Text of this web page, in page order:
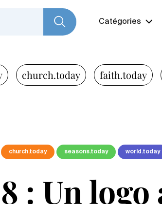
Catégories
church.today faith.today
church.today seasons.today world.today
: Un logo